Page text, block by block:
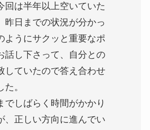
回は半年以上空いていた
昨日までの状況が分かっ
ようにサクッと重要なポ
話し下さって、自分との
していたので答え合わせ
。
でしばらく時間がかかり
、正しい方向に進んでい